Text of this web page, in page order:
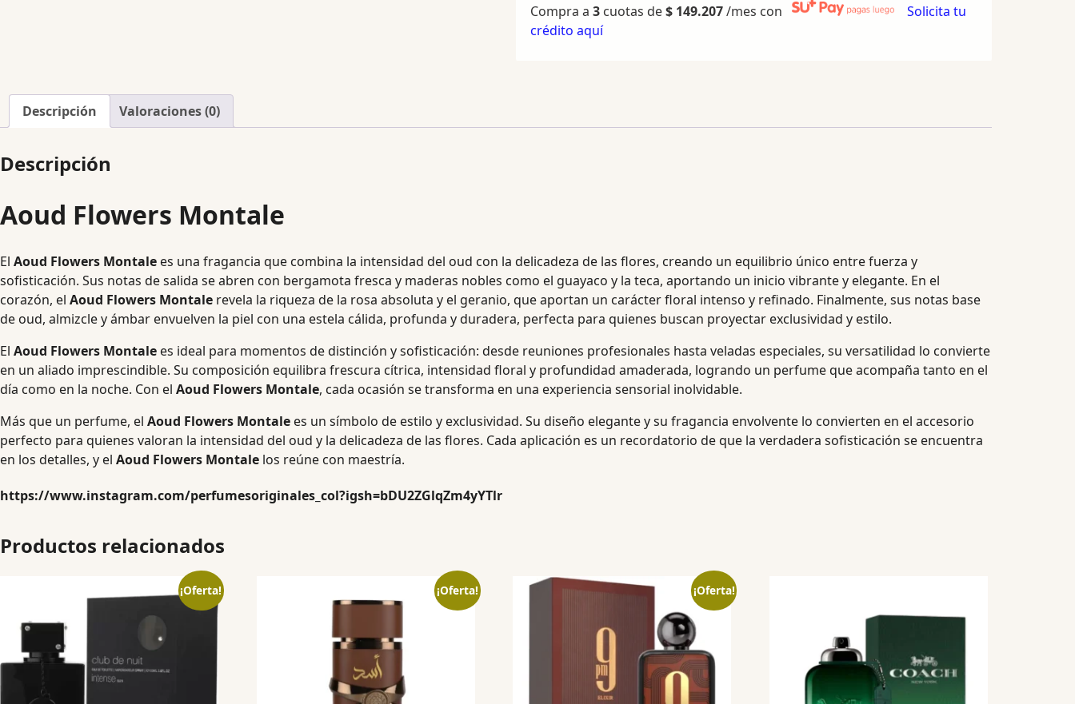
Compra a 3cuotas de$149.207/mes con
Solicita tu
crédito aquí
Descripción Valoraciones (0)
Descripción
Aoud Flowers Montale
El Aoud Flowers Montale es una fragancia que combina la intensidad del oud con la delicadeza de las flores, creando un equilibrio único entre fuerza y
sofisticación. Sus notas de salida se abren con bergamota fresca y maderas nobles como el guayaco y la teca, aportando un inicio vibrante y elegante. En el
corazón, el Aoud Flowers Montale revela la riqueza de la rosa absoluta y el geranio, que aportan un carácter floral intenso y refinado. Finalmente, sus notas base
de oud, almizcle y ámbar envuelven la piel con una estela cálida, profunda y duradera, perfecta para quienes buscan proyectar exclusividad y estilo.
El Aoud Flowers Montale es ideal para momentos de distinción y sofisticación: desde reuniones profesionales hasta veladas especiales, su versatilidad lo convierte
en un aliado imprescindible. Su composición equilibra frescura cítrica, intensidad floral y profundidad amaderada, logrando un perfume que acompaña tanto en el
día como en la noche. Con el Aoud Flowers Montale, cada ocasión se transforma en una experiencia sensorial inolvidable.
Más que un perfume, el Aoud Flowers Montale es un símbolo de estilo y exclusividad. Su diseño elegante y su fragancia envolvente lo convierten en el accesorio
perfecto para quienes valoran la intensidad del oud y la delicadeza de las flores. Cada aplicación es un recordatorio de que la verdadera sofisticación se encuentra
en los detalles, y el Aoud Flowers Montale los reúne con maestría.
https://www.instagram.com/perfumesoriginales_col?igsh=bDU2ZGlqZm4yYTlr
Productos relacionados
¡Oferta! ¡Oferta! ¡Oferta!